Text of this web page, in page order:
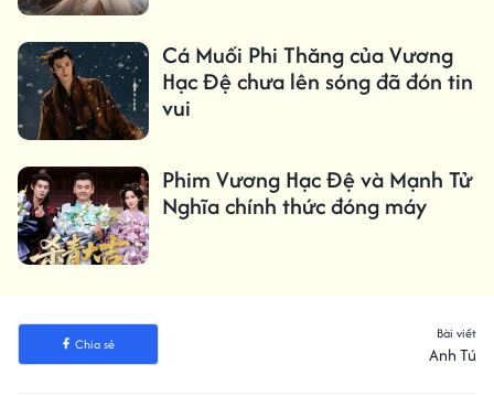
Cá Muối Phi Thăng của Vương
Hạc Đệ chưa lên sóng đã đón tin
vui
Phim Vương Hạc Đệ và Mạnh Tử
Nghĩa chính thức đóng máy
Chia sẻ
Bài viết
Anh Tú